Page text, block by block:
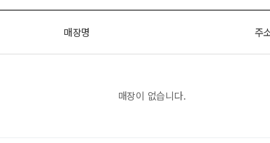
매장명 주
매장이 없습니다.